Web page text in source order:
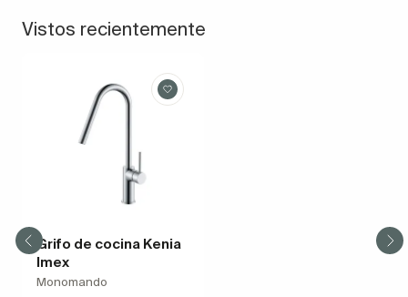
Vistos recientemente
Grifo de cocina Kenia
Imex
Monomando